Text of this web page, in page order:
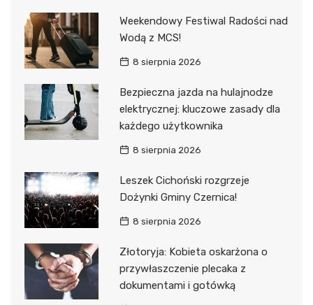
Weekendowy Festiwal Radości nad
Wodą z MCS!
8 sierpnia 2026
Bezpieczna jazda na hulajnodze
elektrycznej: kluczowe zasady dla
każdego użytkownika
8 sierpnia 2026
Leszek Cichoński rozgrzeje
Dożynki Gminy Czernica!
8 sierpnia 2026
Złotoryja: Kobieta oskarżona o
przywłaszczenie plecaka z
dokumentami i gotówką